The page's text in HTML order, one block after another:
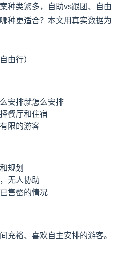
种类繁多，自助vs跟团、自由
种更适合？本文用真实数据为
由行）
安排就怎么安排
餐厅和住宿
限的游客
规划
无人协助
售罄的情况
充裕、喜欢自主安排的游客。